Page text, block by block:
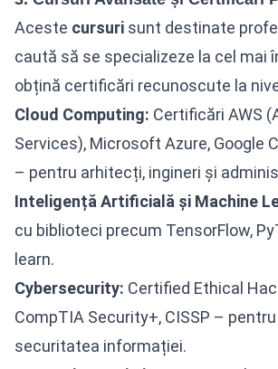
Aceste cursuri sunt destinate
caută să se specializeze la cel mai
obțină certificări recunoscute la
Cloud Computing: Certificări AWS
Services), Microsoft Azure, Google
– pentru arhitecți, ingineri și
Inteligență Artificială și Machine
cu biblioteci precum TensorFlow,
learn.
Cybersecurity: Certified Ethical
CompTIA Security+, CISSP –
securitatea informației.